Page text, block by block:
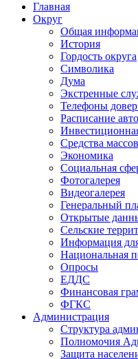
Главная
Округ
Общая
История
Гордость округа
Символика
Дума
Экстренные
Телефоны
Расписание
Средства
Экономика
Социальная
Фотогалерея
Видеогалерея
Генеральный
Открытые
Сельские
Информация
Национальная
Опросы
ЕДДС
Финансовая
ФГКС
Администрация
Структура
Полномочия
Защита